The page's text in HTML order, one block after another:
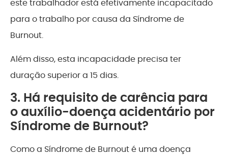
este trabalhador está efetivamente incapacitado
para o trabalho por causa da Síndrome de
Burnout.
Além disso, esta incapacidade precisa ter
duração superior a 15 dias.
3. Há requisito de carência para
o auxílio-doença acidentário por
Síndrome de Burnout?
Como a Síndrome de Burnout é uma doença